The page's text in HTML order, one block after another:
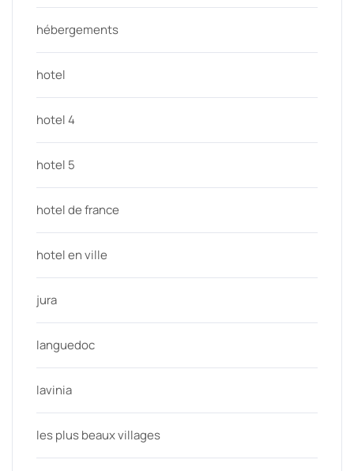
hébergements
hotel
hotel 4
hotel 5
hotel de france
hotel en ville
jura
languedoc
lavinia
les plus beaux villages